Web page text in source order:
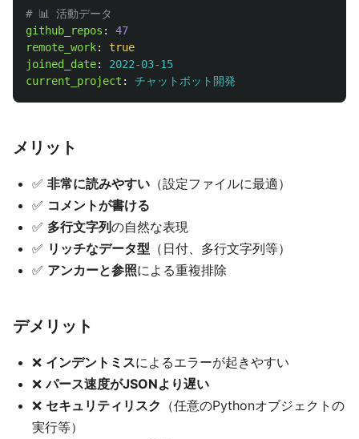
# 📊 活動データ
github_repos :
47
remote_work:
true
joined_date:
2022-03-15
current_project : チャットボット開発
メリット
✅ 非常に読みやすい （設定ファイルに最適）
✅ コメントが書ける
✅ 多行文字列の自然な表現
✅ リッチなデータ型 （日付、多行文字列等）
✅ アンカーと参照による重複排除
デメリット
❌ インデントミスによるエラーが起きやすい
❌パース速度がJSONより遅い
❌ セキュリティリスク （任意のPythonオブジェクトの
実行等）